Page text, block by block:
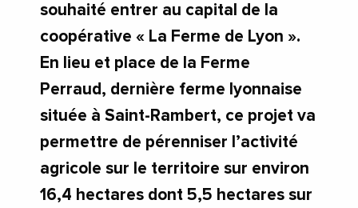
souhaité entrer au capital de la
coopérative « La Ferme de Lyon ».
En lieu et place de la Ferme
Perraud, dernière ferme lyonnaise
située à Saint-Rambert, ce projet va
permettre de pérenniser l’activité
agricole sur le territoire sur environ
16,4 hectares dont 5,5 hectares sur